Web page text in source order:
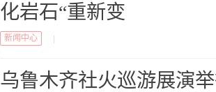
化岩石“重新变
新闻中心
乌鲁木齐社火巡游展演